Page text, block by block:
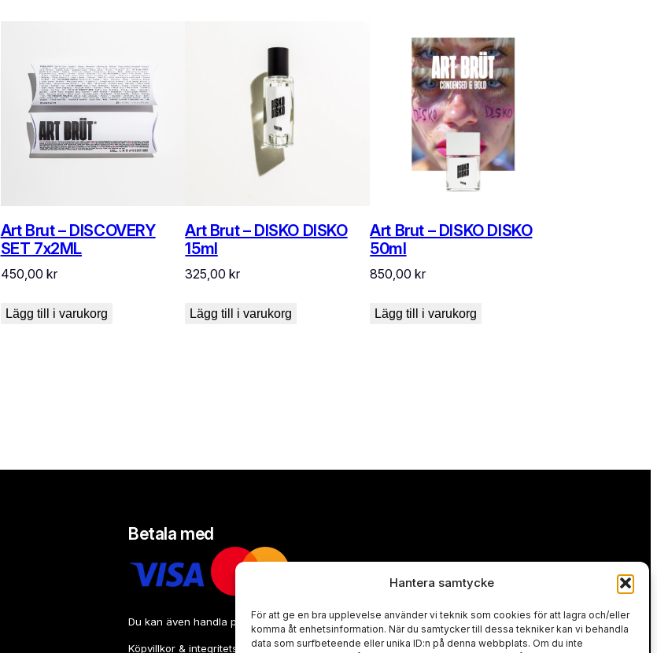
Hantera samtycke
För att ge en bra upplevelse använder vi teknik som cookies för att lagra och/eller
komma åt enhetsinformation. När du samtycker till dessa tekniker kan vi behandla
data som surfbeteende eller unika ID:n på denna webbplats. Om du inte
Art Brut – DISCOVERY
SET 7x2ML
450,00 kr
Lägg till i varukorg
Art Brut – DISKO DISKO
15ml
325,00kr
Lägg till i varukorg
Art Brut – DISKO DISKO
50ml
850,00kr
Lägg till i varukorg
Betala med
Du kan även handla på faktura eller avbetalning.
Köpvillkor & integritetspolicy